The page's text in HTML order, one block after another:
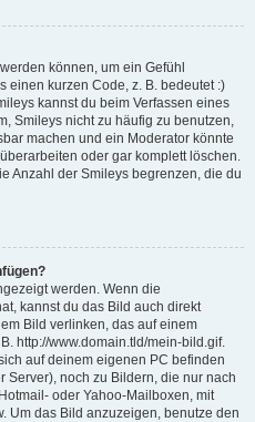
können, um ein Gefühl
einen kurzen Code, z. B. bedeutet :)
kannst du beim Verfassen eines
Smileys nicht zu häufig zu benutzen,
machen und ein Moderator könnte
oder gar komplett löschen.
Anzahl der Smileys begrenzen, die du
werden. Wenn die
kannst du das Bild auch direkt
Bild verlinken, das auf einem
http://www.domain.tld/mein-bild.gif.
auf deinem eigenen PC befinden
Server), noch zu Bildern, die nur nach
oder Yahoo-Mailboxen, mit
Um das Bild anzuzeigen, benutze den